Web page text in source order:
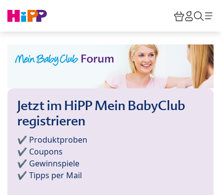
HiPP
Jetzt im HiPP Mein BabyClub
registrieren
✔️ Produktproben
✔️ Coupons
✔️ Gewinnspiele
✔️ Tipps per Mail